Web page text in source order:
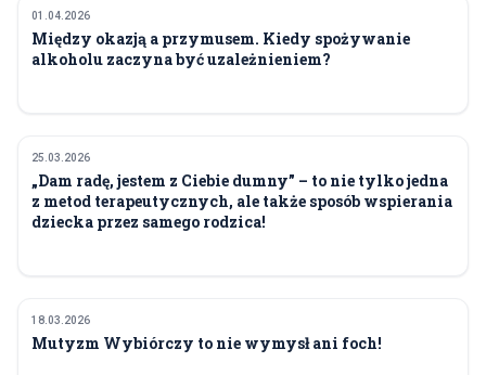
ZDROWIE
01.04.2026
Między okazją a przymusem. Kiedy spożywanie
alkoholu zaczyna być uzależnieniem?
ZDROWIE
25.03.2026
„Dam radę, jestem z Ciebie dumny” – to nie tylko jedna
z metod terapeutycznych, ale także sposób wspierania
dziecka przez samego rodzica!
ZDROWIE
18.03.2026
Mutyzm Wybiórczy to nie wymysł ani foch!